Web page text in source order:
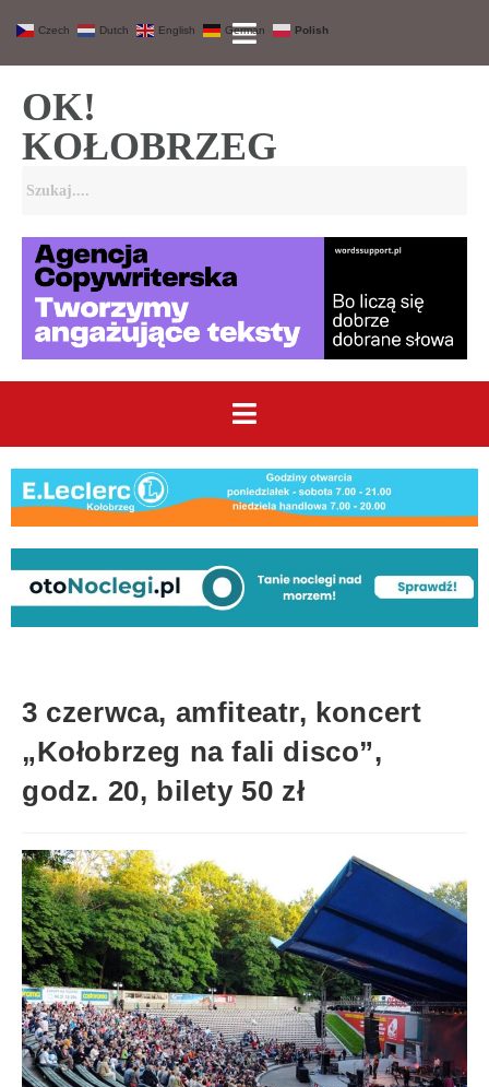
OK!
KOŁOBRZEG
3 czerwca, amfiteatr, koncert
„Kołobrzeg na fali disco”,
godz. 20, bilety 50 zł
Czech Dutch English German Polish